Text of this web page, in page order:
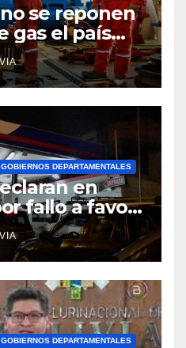
se reponen
gas el país
con un
GOBIERNOS DEPARTAMENTALES
en
fallo a favor
del
piden la
de
GOBIERNOS DEPARTAMENTALES